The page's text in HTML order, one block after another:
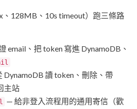
、128MB、10s timeout）跑三條路
email、把 token 寫進 DynamoDB、
DynamoDB 讀 token、刪除、帶
主站
— 給非登入流程用的通用寄信（歡